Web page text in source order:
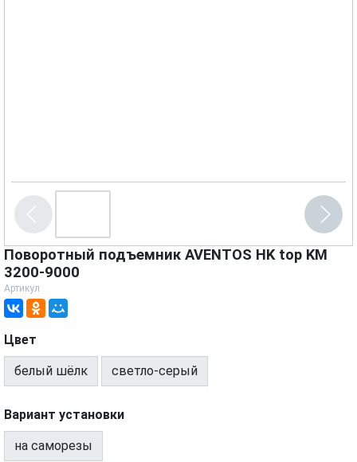
Поворотный подъемник AVENTOS HK top KM
3200-9000
Артикул
Цвет
белый шёлк светло-серый
Вариант установки
на саморезы